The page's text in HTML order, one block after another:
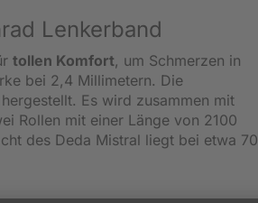
Lenkerband
tollen Komfort, um Schmerzen in
bei 2,4 Millimetern. Die
Es wird zusammen mit
Rollen mit einer Länge von 2100
des Deda Mistral liegt bei etwa 70